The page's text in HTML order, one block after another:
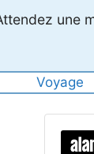
une
Voyage